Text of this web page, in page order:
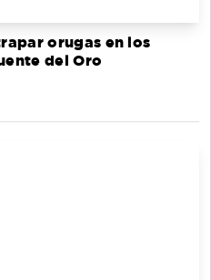
orugas en los
del Oro